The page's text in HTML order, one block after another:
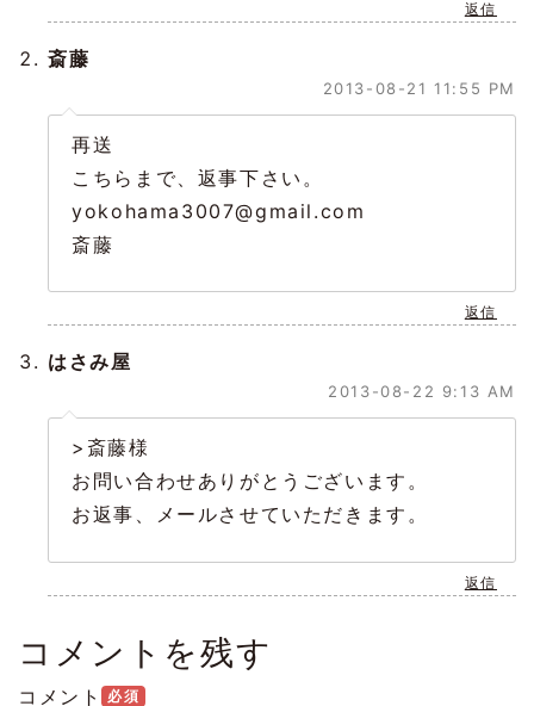
返信
斎藤
2013-08-21 11:55 PM
再送
こちらまで、返事下さい。
yokohama3007@gmail.com
斎藤
返信
はさみ屋
2013-08-22 9:13 AM
>斎藤様
お問い合わせありがとうございます。
お返事、メールさせていただきます。
返信
コメントを残す
コメント 必須